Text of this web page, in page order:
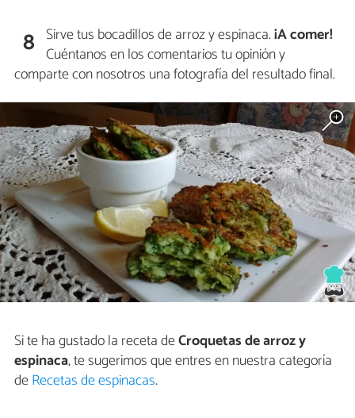
8 Sirve tus bocadillos de arroz y espinaca.¡A comer!
Cuéntanos en los comentarios tu opinión y
comparte con nosotros una fotografía del resultado final.
Si te ha gustado la receta deCroquetas de arroz y
espinaca, te sugerimos que entres en nuestra categoría
deRecetas de espinacas.